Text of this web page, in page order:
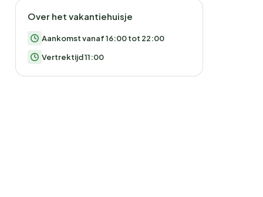
Over het vakantiehuisje
Aankomst vanaf 16:00 tot 22:00
Vertrektijd 11:00